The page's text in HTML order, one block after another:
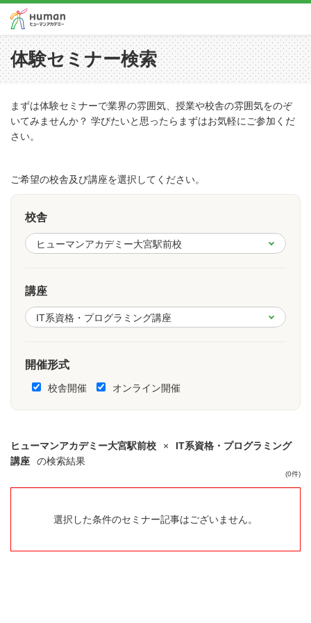
体験セミナー検索
まずは体験セミナーで業界の雰囲気、授業や校舎の雰囲気をのぞ
いてみませんか？ 学びたいと思ったらまずはお気軽にご参加くだ
さい。
ご希望の校舎及び講座を選択してください。
校舎
講座
開催形式
校舎開催 オンライン開催
ヒューマンアカデミー大宮駅前校 ×
IT系資格・プログラミング
講座
の検索結果
(0件)
選択した条件のセミナー記事はございません。